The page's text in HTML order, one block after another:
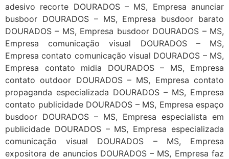
adesivo recorte DOURADOS – MS, Empresa anunciar
busboor DOURADOS – MS, Empresa busdoor barato
DOURADOS – MS, Empresa busdoor DOURADOS – MS,
Empresa comunicação visual DOURADOS – MS,
Empresa contato comunicação visual DOURADOS – MS,
Empresa contato midia DOURADOS – MS, Empresa
contato outdoor DOURADOS – MS, Empresa contato
propaganda especializada DOURADOS – MS, Empresa
contato publicidade DOURADOS – MS, Empresa espaço
busdoor DOURADOS – MS, Empresa especialista em
publicidade DOURADOS – MS, Empresa especializada
comunicação visual DOURADOS – MS, Empresa
expositora de anuncios DOURADOS – MS, Empresa faz